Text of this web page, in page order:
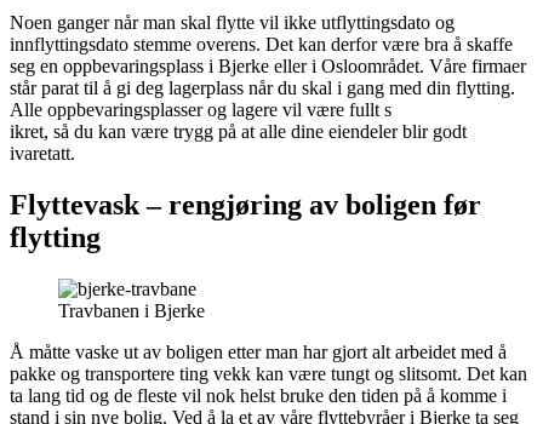
Noen ganger når man skal flytte vil ikke utflyttingsdato og
innflyttingsdato stemme overens. Det kan derfor være bra å skaffe
seg en oppbevaringsplass i Bjerke eller i Osloområdet. Våre firmaer
står parat til å gi deg lagerplass når du skal i gang med din flytting.
Alle oppbevaringsplasser og lagere vil være fullt s
ikret, så du kan være trygg på at alle dine eiendeler blir godt
ivaretatt.
Flyttevask – rengjøring av boligen før
flytting
Travbanen i Bjerke
Å måtte vaske ut av boligen etter man har gjort alt arbeidet med å
pakke og transportere ting vekk kan være tungt og slitsomt. Det kan
ta lang tid og de fleste vil nok helst bruke den tiden på å komme i
stand i sin nye bolig. Ved å la et av våre flyttebyråer i Bjerke ta seg